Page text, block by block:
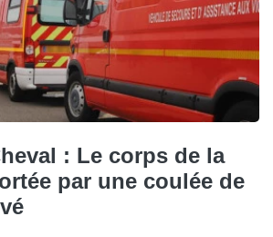
: Le corps de la
par une coulée de